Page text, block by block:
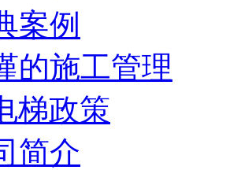
案例
的施工管理
梯政策
简介